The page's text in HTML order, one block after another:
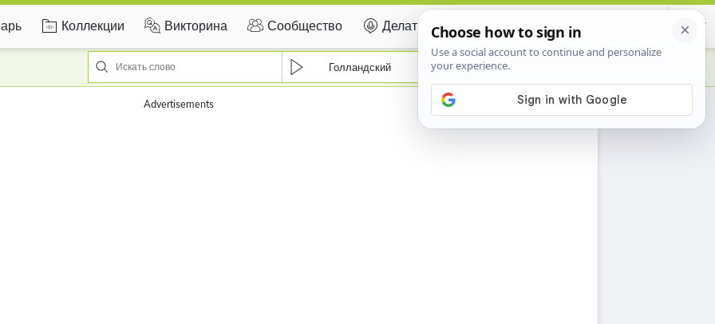
Коллекции Викторина Сообщество Делать вклад Certificate
Голландский
Advertisements